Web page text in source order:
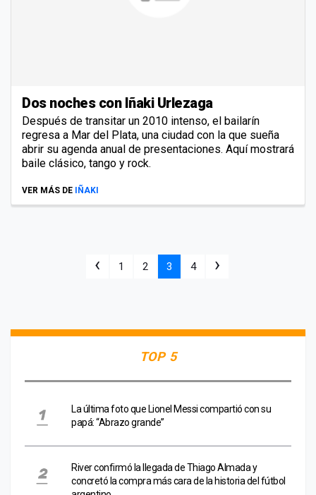
Dos noches con Iñaki Urlezaga
Después de transitar un 2010 intenso, el bailarín
regresa a Mar del Plata, una ciudad con la que sueña
abrir su agenda anual de presentaciones. Aquí mostrará
baile clásico, tango y rock.
VER MÁS DE IÑAKI
‹ 1 2 3 4 ›
TOP 5
La última foto que Lionel Messi compartió con su
papá: “Abrazo grande”
River confirmó la llegada de Thiago Almada y
concretó la compra más cara de la historia del fútbol